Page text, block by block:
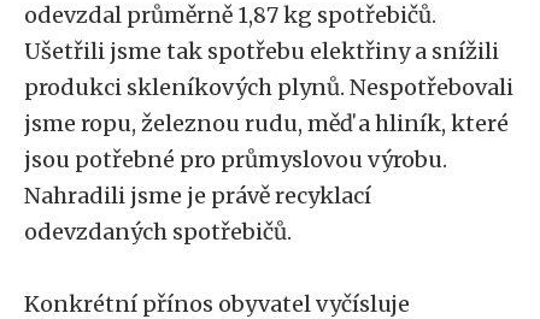
odevzdal průměrně 1,87 kg spotřebičů.
Ušetřili jsme tak spotřebu elektřiny a snížili
produkci skleníkových plynů. Nespotřebovali
jsme ropu, železnou rudu, měď a hliník, které
jsou potřebné pro průmyslovou výrobu.
Nahradili jsme je právě recyklací
odevzdaných spotřebičů.
Konkrétní přínos obyvatel vyčísluje